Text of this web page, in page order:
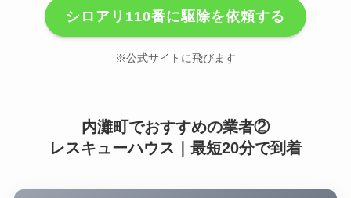
シロアリ110番に駆除を依頼する
※公式サイトに飛びます
内灘町でおすすめの業者②
レスキューハウス｜最短20分で到着